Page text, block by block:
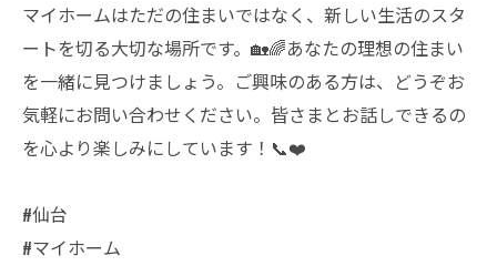
マイホームはただの住まいではなく、新しい生活のスタ
ートを切る大切な場所です。🏡🌈あなたの理想の住まい
を一緒に見つけましょう。ご興味のある方は、どうぞお
気軽にお問い合わせください。皆さまとお話しできるの
を心より楽しみにしています！📞❤️
#仙台
#マイホーム